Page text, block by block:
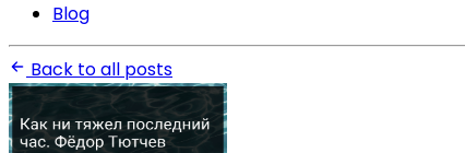
Blog
Back to all posts